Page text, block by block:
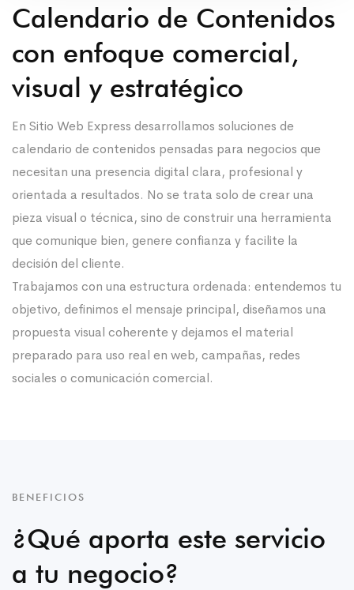
Calendario de Contenidos
con enfoque comercial,
visual y estratégico
En Sitio Web Express desarrollamos soluciones de
calendario de contenidos pensadas para negocios que
necesitan una presencia digital clara, profesional y
orientada a resultados. No se trata solo de crear una
pieza visual o técnica, sino de construir una herramienta
que comunique bien, genere confianza y facilite la
decisión del cliente.
Trabajamos con una estructura ordenada: entendemos tu
objetivo, definimos el mensaje principal, diseñamos una
propuesta visual coherente y dejamos el material
preparado para uso real en web, campañas, redes
sociales o comunicación comercial.
BENEFICIOS
¿Qué aporta este servicio
a tu negocio?